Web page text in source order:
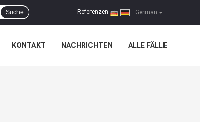
German
Referenzen |
Suche
KONTAKT NACHRICHTEN ALLE FÄLLE